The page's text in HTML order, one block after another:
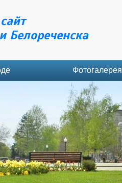
Белореченска
Фотогалерея